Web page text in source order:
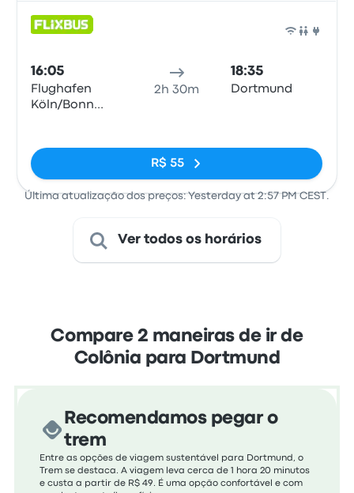
16:05
Flughafen
Köln/Bonn
2h 30m
18:35
Dortmund
R$ 55
Última atualização dos preços: Yesterday at 2:57 PM CEST.
Ver todos os horários
Compare 2 maneiras de ir de
Colônia para Dortmund
Recomendamos pegar o
trem
Entre as opções de viagem sustentável para Dortmund, o
Trem se destaca. A viagem leva cerca de 1 hora 20 minutos
e custa a partir de R$ 49. É uma opção confortável e com